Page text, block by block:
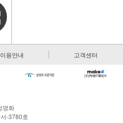
이용안내 고객센터
명화
-3780호